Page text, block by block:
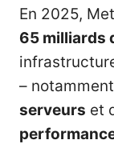
En 2025,
65 milliards
–
serveurs et